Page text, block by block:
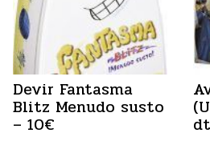
Devir Fantasma
Blitz Menudo susto
– 10€